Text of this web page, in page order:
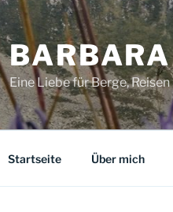
Eine Liebe für Berge,
Startseite Über mich